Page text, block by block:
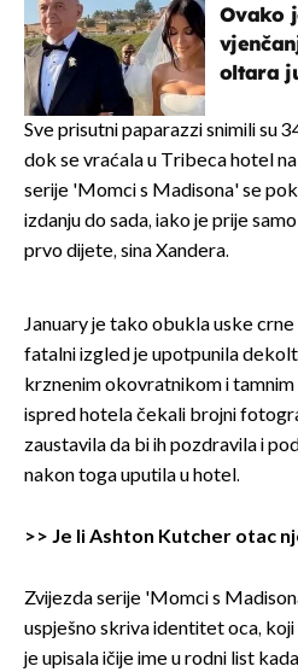
Ovako
oltara
Sve prisutni paparazzi snimili su
dok se vraćala u Tribeca hotel
serije 'Momci s Madisona' se
izdanju do sada, iako je prije
prvo dijete, sina Xandera.
January je tako obukla uske
fatalni izgled je upotpunila
krznenim okovratnikom i tamnim
ispred hotela čekali brojni
zaustavila da bi ih pozdravila i
nakon toga uputila u hotel.
>> Je li Ashton Kutcher otac
Zvijezda serije 'Momci s
uspješno skriva identitet oca,
je upisala ičije ime u rodni list